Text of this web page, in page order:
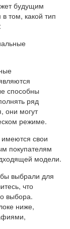
будущим
том, какой тип
способны
ряд
они могут
режиме.
свои
покупателям
модели.
выбрали для
что
выбора.
ниже,